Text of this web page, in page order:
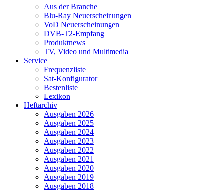
Aus der Branche
Blu-Ray Neuerscheinungen
VoD Neuerscheinungen
DVB-T2-Empfang
Produktnews
TV, Video und Multimedia
Service
Frequenzliste
Sat-Konfigurator
Bestenliste
Lexikon
Heftarchiv
Ausgaben 2026
Ausgaben 2025
Ausgaben 2024
Ausgaben 2023
Ausgaben 2022
Ausgaben 2021
Ausgaben 2020
Ausgaben 2019
Ausgaben 2018